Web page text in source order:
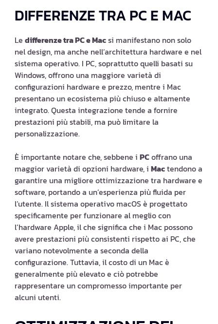
DIFFERENZE TRA PC E MAC
Le differenze tra PC e Macsi manifestano non solo
nel design, ma anche nell’architettura hardware e nel
sistema operativo. I PC, soprattutto quelli basati su
Windows, offrono una maggiore varietà di
configurazioni hardware e prezzo, mentre i Mac
presentano un ecosistema più chiuso e altamente
integrato. Questa integrazione tende a fornire
prestazioni più stabili, ma può limitare la
personalizzazione.
È importante notare che, sebbene i PCoffrano una
maggior varietà di opzioni hardware, i Mactendono a
garantire una migliore ottimizzazione tra hardware e
software, portando a un’esperienza più fluida per
l’utente. Il sistema operativo macOS è progettato
specificamente per funzionare al meglio con
l’hardware Apple, il che significa che i Mac possono
avere prestazioni più consistenti rispetto ai PC, che
variano notevolmente a seconda della
configurazione. Tuttavia, il costo di un Mac è
generalmente più elevato e ciò potrebbe
rappresentare un compromesso importante per
alcuni utenti.